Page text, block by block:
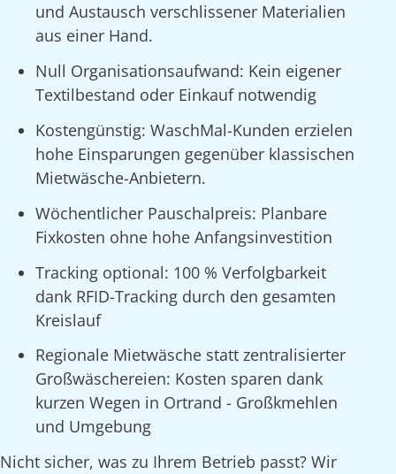
und Austausch verschlissener Materialien
aus einer Hand.
Null Organisationsaufwand: Kein eigener
Textilbestand oder Einkauf notwendig
Kostengünstig: WaschMal-Kunden erzielen
hohe Einsparungen gegenüber klassischen
Mietwäsche-Anbietern.
Wöchentlicher Pauschalpreis: Planbare
Fixkosten ohne hohe Anfangsinvestition
Tracking optional: 100 % Verfolgbarkeit
dank RFID-Tracking durch den gesamten
Kreislauf
Regionale Mietwäsche statt zentralisierter
Großwäschereien: Kosten sparen dank
kurzen Wegen in Ortrand - Großkmehlen
und Umgebung
Nicht sicher, was zu Ihrem Betrieb passt? Wir